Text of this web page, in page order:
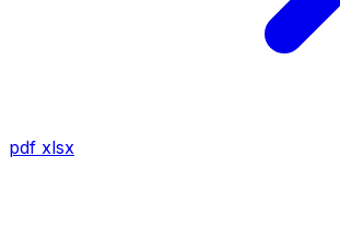
pdf xlsx